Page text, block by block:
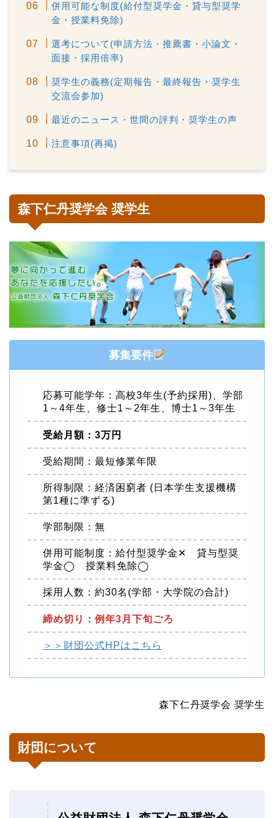
併用可能な制度(給付型奨学金・貸与型奨学
金・授業料免除)
選考について(申請方法・推薦書・小論文・
面接・採用倍率)
奨学生の義務(定期報告・最終報告・奨学生
交流会参加)
最近のニュース・世間の評判・奨学生の声
注意事項(再掲)
森下仁丹奨学会 奨学生
募集要件
応募可能学年：高校3年生(予約採用)、学部
1～4年生、修士1～2年生、博士1～3年生
受給月額：3万円
受給期間：最短修業年限
所得制限：経済困窮者 (日本学生支援機構
第1種に準ずる)
学部制限：無
併用可能制度：給付型奨学金✕ 貸与型奨
学金◯ 授業料免除◯
採用人数：約30名(学部・大学院の合計)
締め切り：例年3月下旬ごろ
＞＞財団公式HPはこちら
森下仁丹奨学会 奨学生
財団について